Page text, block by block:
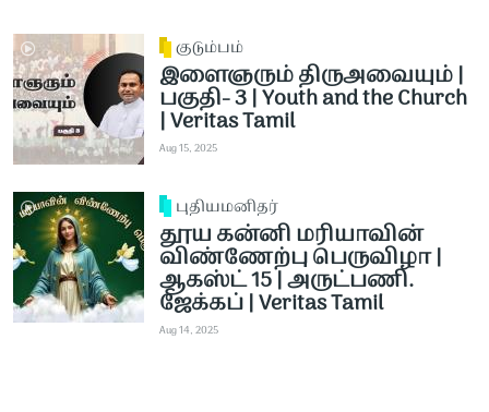
குடும்பம்
இளைஞரும் திருஅவையும் |
பகுதி- 3 | Youth and the Church
| Veritas Tamil
Aug 15, 2025
புதியமனிதர்
தூய கன்னி மரியாவின்
விண்ணேற்பு பெருவிழா |
ஆகஸ்ட் 15 | அருட்பணி.
ஜேக்கப் | Veritas Tamil
Aug 14, 2025